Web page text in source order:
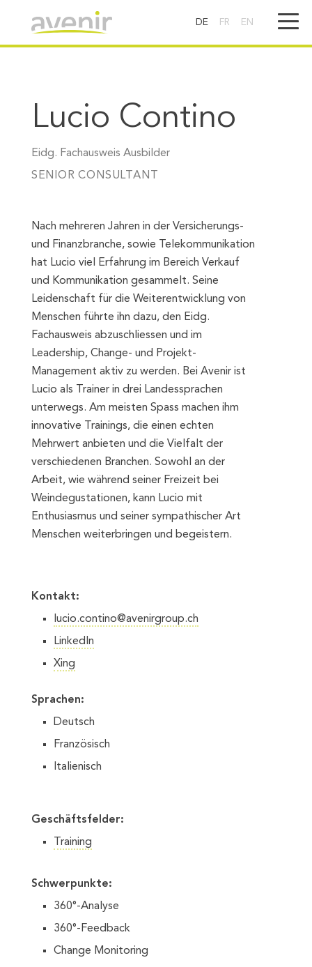
DE FR EN
Lucio Contino
Eidg. Fachausweis Ausbilder
SENIOR CONSULTANT
Nach mehreren Jahren in der Versicherungs-
und Finanzbranche, sowie Telekommunikation
hat Lucio viel Erfahrung im Bereich Verkauf
und Kommunikation gesammelt. Seine
Leidenschaft für die Weiterentwicklung von
Menschen führte ihn dazu, den Eidg.
Fachausweis abzuschliessen und im
Leadership, Change- und Projekt-
Management aktiv zu werden. Bei Avenir ist
Lucio als Trainer in drei Landessprachen
unterwegs. Am meisten Spass machen ihm
innovative Trainings, die einen echten
Mehrwert anbieten und die Vielfalt der
verschiedenen Branchen. Sowohl an der
Arbeit, wie während seiner Freizeit bei
Weindegustationen, kann Lucio mit
Enthusiasmus und seiner sympathischer Art
Menschen weiterbringen und begeistern.
Kontakt:
lucio.contino@avenirgroup.ch
LinkedIn
Xing
Sprachen:
Deutsch
Französisch
Italienisch
Geschäftsfelder:
Training
Schwerpunkte:
360°-Analyse
360°-Feedback
Change Monitoring